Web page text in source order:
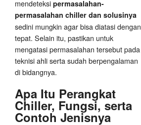
mendeteksi permasalahan-
permasalahan chiller dan solusinya
sedini mungkin agar bisa diatasi dengan
tepat. Selain itu, pastikan untuk
mengatasi permasalahan tersebut pada
teknisi ahli serta sudah berpengalaman
di bidangnya.
Apa Itu Perangkat
Chiller, Fungsi, serta
Contoh Jenisnya